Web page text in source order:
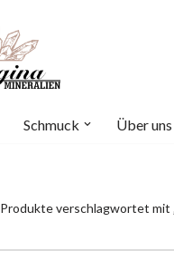
Schmuck Über uns
Produkte verschlagwortet mit